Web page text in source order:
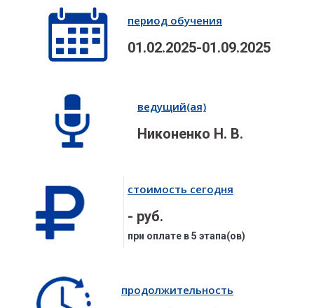
период обучения
01.02.2025-01.09.2025
ведущий(ая)
Никоненко Н. В.
стоимость сегодня
- руб.
при оплате в 5 этапа(ов)
продолжительность